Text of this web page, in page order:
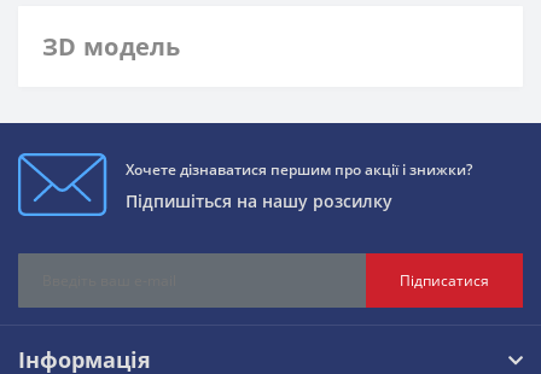
ЗD модель
Хочете дізнаватися першим про акції і знижки?
Підпишіться на нашу розсилку
Підписатися
Інформація